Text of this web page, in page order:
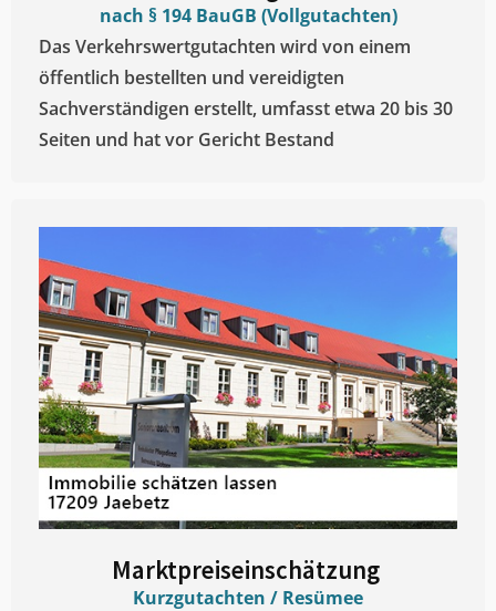
nach § 194 BauGB (Vollgutachten)
Das Verkehrswertgutachten wird von einem
öffentlich bestellten und vereidigten
Sachverständigen erstellt, umfasst etwa 20 bis 30
Seiten und hat vor Gericht Bestand
Marktpreiseinschätzung ​
Kurzgutachten / Resümee